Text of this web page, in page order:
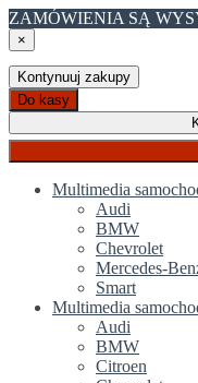
ZAMÓWIENIA SĄ
×
Kontynuuj zakupy
Do kasy
Multimedia
Audi
BMW
Chevrolet
Mercedes-
Smart
Multimedia
Audi
BMW
Citroen